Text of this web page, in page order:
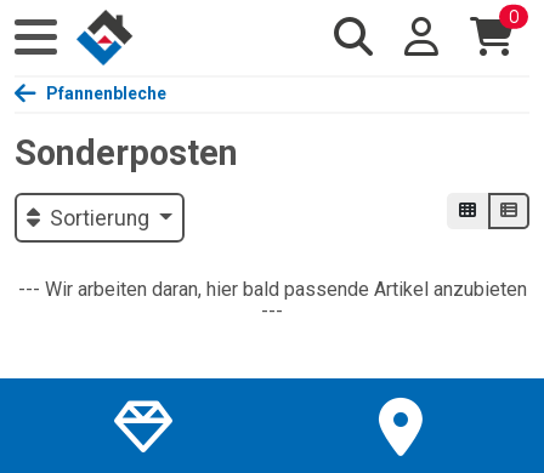
0
Pfannenbleche
Sonderposten
Sortierung
--- Wir arbeiten daran, hier bald passende Artikel anzubieten
---